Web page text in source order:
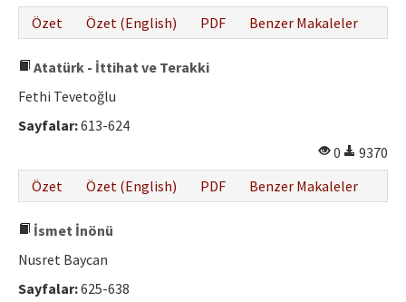
Özet
Özet (English) PDF Benzer Makaleler
Atatürk - İttihat ve Terakki
Fethi Tevetoğlu
Sayfalar:613-624
0
9370
Özet
Özet (English) PDF Benzer Makaleler
İsmet İnönü
Nusret Baycan
Sayfalar:625-638